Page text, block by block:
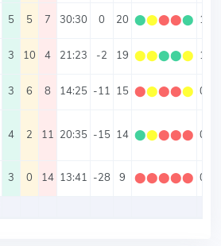
5 5 7 30:30 0 20 ⬤⬤⬤⬤⬤ 1.18
3 10 4 21:23 -2 19 ⬤⬤⬤⬤⬤ 1.12
3 6 8 14:25 -11 15 ⬤⬤⬤⬤⬤ 0.88
4 2 11 20:35 -15 14 ⬤⬤⬤⬤⬤ 0.82
3 0 14 13:41 -28 9 ⬤⬤⬤⬤⬤ 0.53